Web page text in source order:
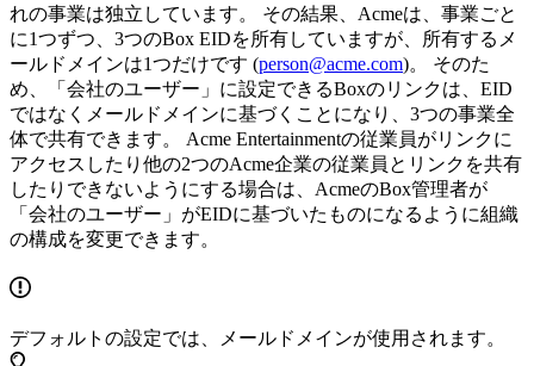
れの事業は独立しています。 その結果、Acmeは、事業ごと
に1つずつ、3つのBox EIDを所有していますが、所有するメ
ールドメインは1つだけです (person@acme.com)。 そのた
め、「会社のユーザー」に設定できるBoxのリンクは、EID
ではなくメールドメインに基づくことになり、3つの事業全
体で共有できます。 Acme Entertainmentの従業員がリンクに
アクセスしたり他の2つのAcme企業の従業員とリンクを共有
したりできないようにする場合は、AcmeのBox管理者が
「会社のユーザー」がEIDに基づいたものになるように組織
の構成を変更できます。
デフォルトの設定では、メールドメインが使用されます。